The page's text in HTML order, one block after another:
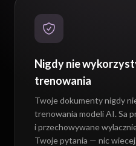
Nigdy nie
trenowania
Twoje dokumenty nigdy
i przechowywane
Twoje pytania — nic